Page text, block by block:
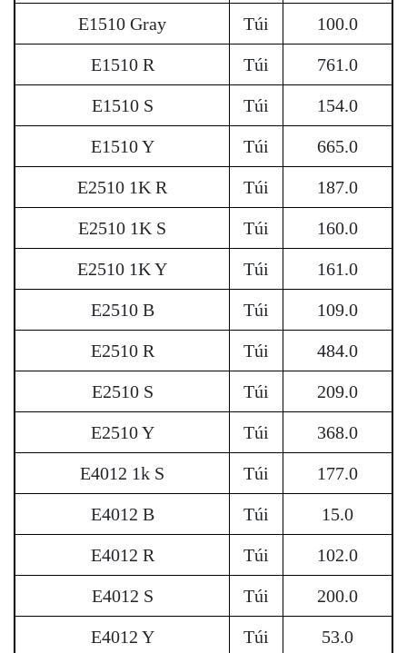
E1510 Gray Túi 100.0
E1510 R Túi 761.0
E1510 S Túi 154.0
E1510 Y Túi 665.0
E2510 1K R Túi 187.0
E2510 1K S Túi 160.0
E2510 1K Y Túi 161.0
E2510 B Túi 109.0
E2510 R Túi 484.0
E2510 S Túi 209.0
E2510 Y Túi 368.0
E4012 1k S Túi 177.0
E4012 B Túi 15.0
E4012 R Túi 102.0
E4012 S Túi 200.0
E4012 Y Túi 53.0